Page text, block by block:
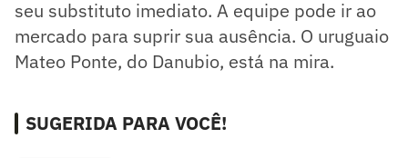
seu substituto imediato. A equipe pode ir ao
mercado para suprir sua ausência. O uruguaio
Mateo Ponte, do Danubio, está na mira.
SUGERIDA PARA VOCÊ!